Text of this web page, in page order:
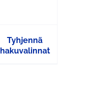
Tyhjennä
hakuvalinnat